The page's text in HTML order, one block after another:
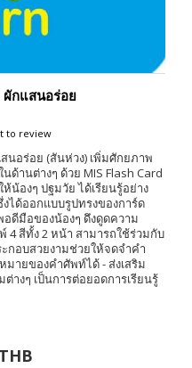
ผักแสนอร่อย
to review
นอร่อย (สันห่วง) เพิ่มศักยภาพ
ด้านต่างๆ ด้วย MIS Flash Card
น้องๆ ปฐมวัย ได้เรียนรู้อย่าง
ได้ออกแบบรูปทรงของการ์ด
ดีมือของน้องๆ ดึงดูดความ
4 สีทั้ง 2 หน้า สามารถใช้ร่วมกับ
กอบสวยงามช่วยให้จดจำคำ
ายของคำศัพท์ได้ - ส่งเสริม
างๆ เป็นการต่อยอดการเรียนรู้